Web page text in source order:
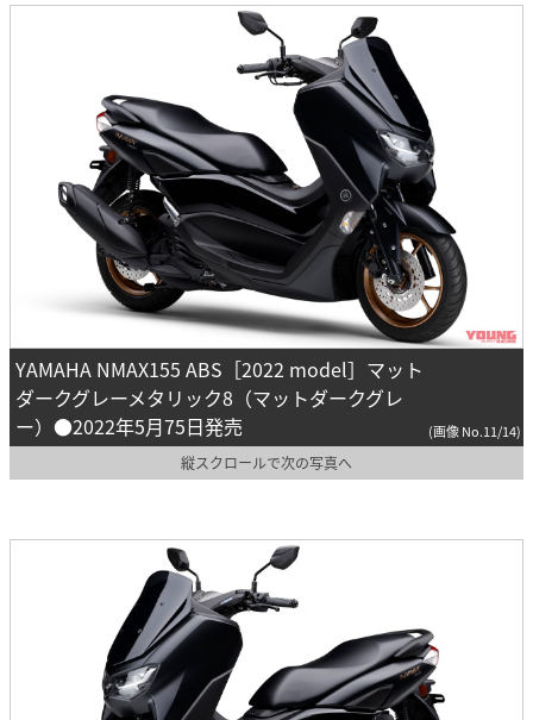
YAMAHA NMAX155 ABS［2022 model］マット
ダークグレーメタリック8（マットダークグレ
ー）●2022年5月75日発売
(画像 No.11/14)
縦スクロールで次の写真へ